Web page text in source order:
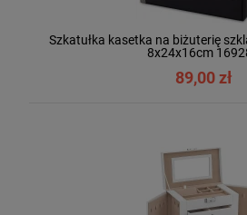
Szkatułka kasetka na biżuterię
8x24x16cm
89,00 zł